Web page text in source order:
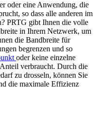
oder eine Anwendung, die
so dass alle anderen im
PRTG gibt Ihnen die volle
in Ihrem Netzwerk, um
die Bandbreite für
begrenzen und so
oder keine einzelne
verbraucht. Durch die
zu drosseln, können Sie
die maximale Effizienz